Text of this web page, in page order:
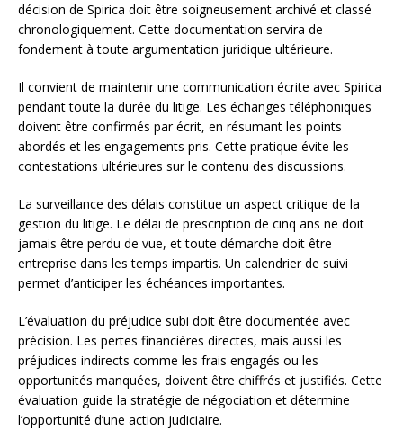
décision de Spirica doit être soigneusement archivé et classé
chronologiquement. Cette documentation servira de
fondement à toute argumentation juridique ultérieure.
Il convient de maintenir une communication écrite avec Spirica
pendant toute la durée du litige. Les échanges téléphoniques
doivent être confirmés par écrit, en résumant les points
abordés et les engagements pris. Cette pratique évite les
contestations ultérieures sur le contenu des discussions.
La surveillance des délais constitue un aspect critique de la
gestion du litige. Le délai de prescription de cinq ans ne doit
jamais être perdu de vue, et toute démarche doit être
entreprise dans les temps impartis. Un calendrier de suivi
permet d’anticiper les échéances importantes.
L’évaluation du préjudice subi doit être documentée avec
précision. Les pertes financières directes, mais aussi les
préjudices indirects comme les frais engagés ou les
opportunités manquées, doivent être chiffrés et justifiés. Cette
évaluation guide la stratégie de négociation et détermine
l’opportunité d’une action judiciaire.